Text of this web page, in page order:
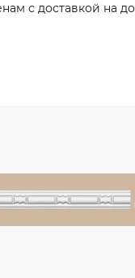
с доставкой на